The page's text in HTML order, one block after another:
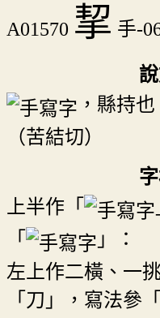
A01570 挈 手-
，縣持
（苦結切）
上半作「
「
」：
左上作二橫、一
「刀」，寫法參「